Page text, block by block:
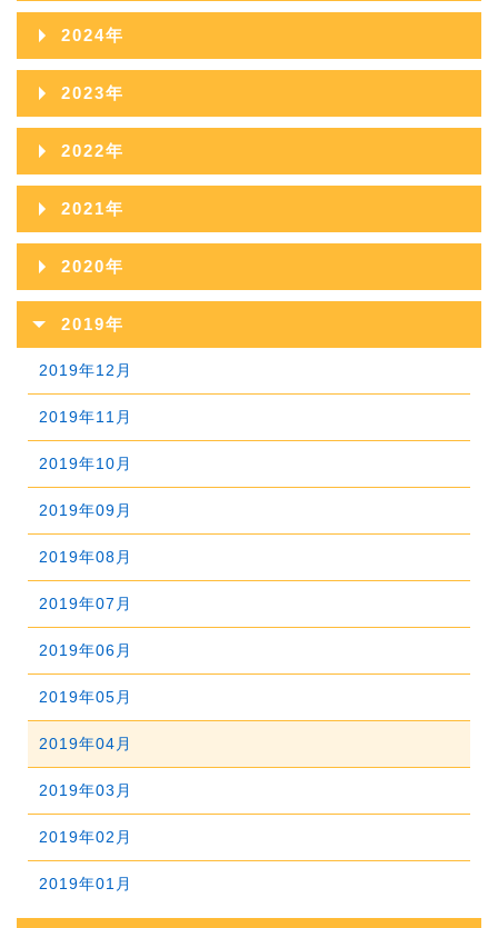
2026年07月
2026年06月
2026年05月
2026年04月
2026年03月
2026年02月
2026年01月
2025年12月
2025年11月
2025年10月
2025年09月
2025年08月
2025年07月
2025年06月
2025年05月
2025年04月
2025年03月
2025年02月
2025年01月
2024年
2024年12月
2024年11月
2024年10月
2024年09月
2024年08月
2024年07月
2024年06月
2024年05月
2024年04月
2024年03月
2024年02月
2024年01月
2023年
2023年12月
2023年11月
2023年10月
2023年09月
2023年08月
2023年07月
2023年06月
2023年05月
2023年04月
2023年03月
2023年02月
2023年01月
2022年
2022年12月
2022年11月
2022年10月
2022年09月
2022年08月
2022年07月
2022年06月
2022年05月
2022年04月
2022年03月
2022年02月
2022年01月
2021年
2021年12月
2021年11月
2021年10月
2021年09月
2021年08月
2021年07月
2021年06月
2021年05月
2021年04月
2021年03月
2021年02月
2021年01月
2020年
2020年12月
2019年
2019年12月
2019年11月
2019年10月
2019年09月
2019年08月
2019年07月
2019年06月
2019年05月
2019年04月
2019年03月
2019年02月
2019年01月